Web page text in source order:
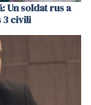
Un soldat rus a
3 civili